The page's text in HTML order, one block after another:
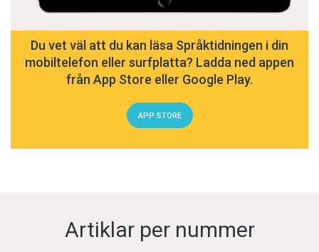
Du vet väl att du kan läsa Språktidningen i din
mobiltelefon eller surfplatta? Ladda ned appen
från App Store eller Google Play.
APP STORE
Artiklar per nummer